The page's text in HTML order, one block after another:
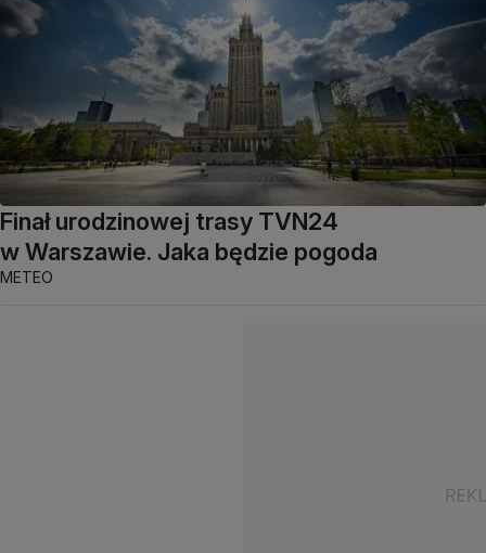
Finał urodzinowej trasy TVN24
w Warszawie. Jaka będzie pogoda
METEO